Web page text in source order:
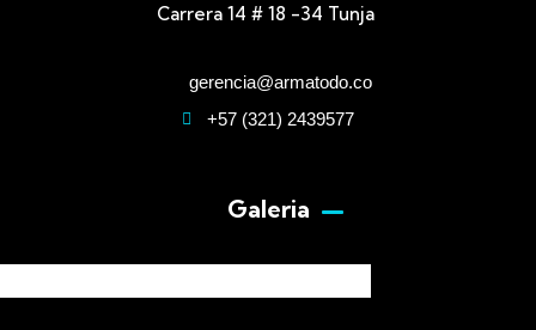
Carrera 14 # 18 -34 Tunja
gerencia@armatodo.co
+57 (321) 2439577
Galeria